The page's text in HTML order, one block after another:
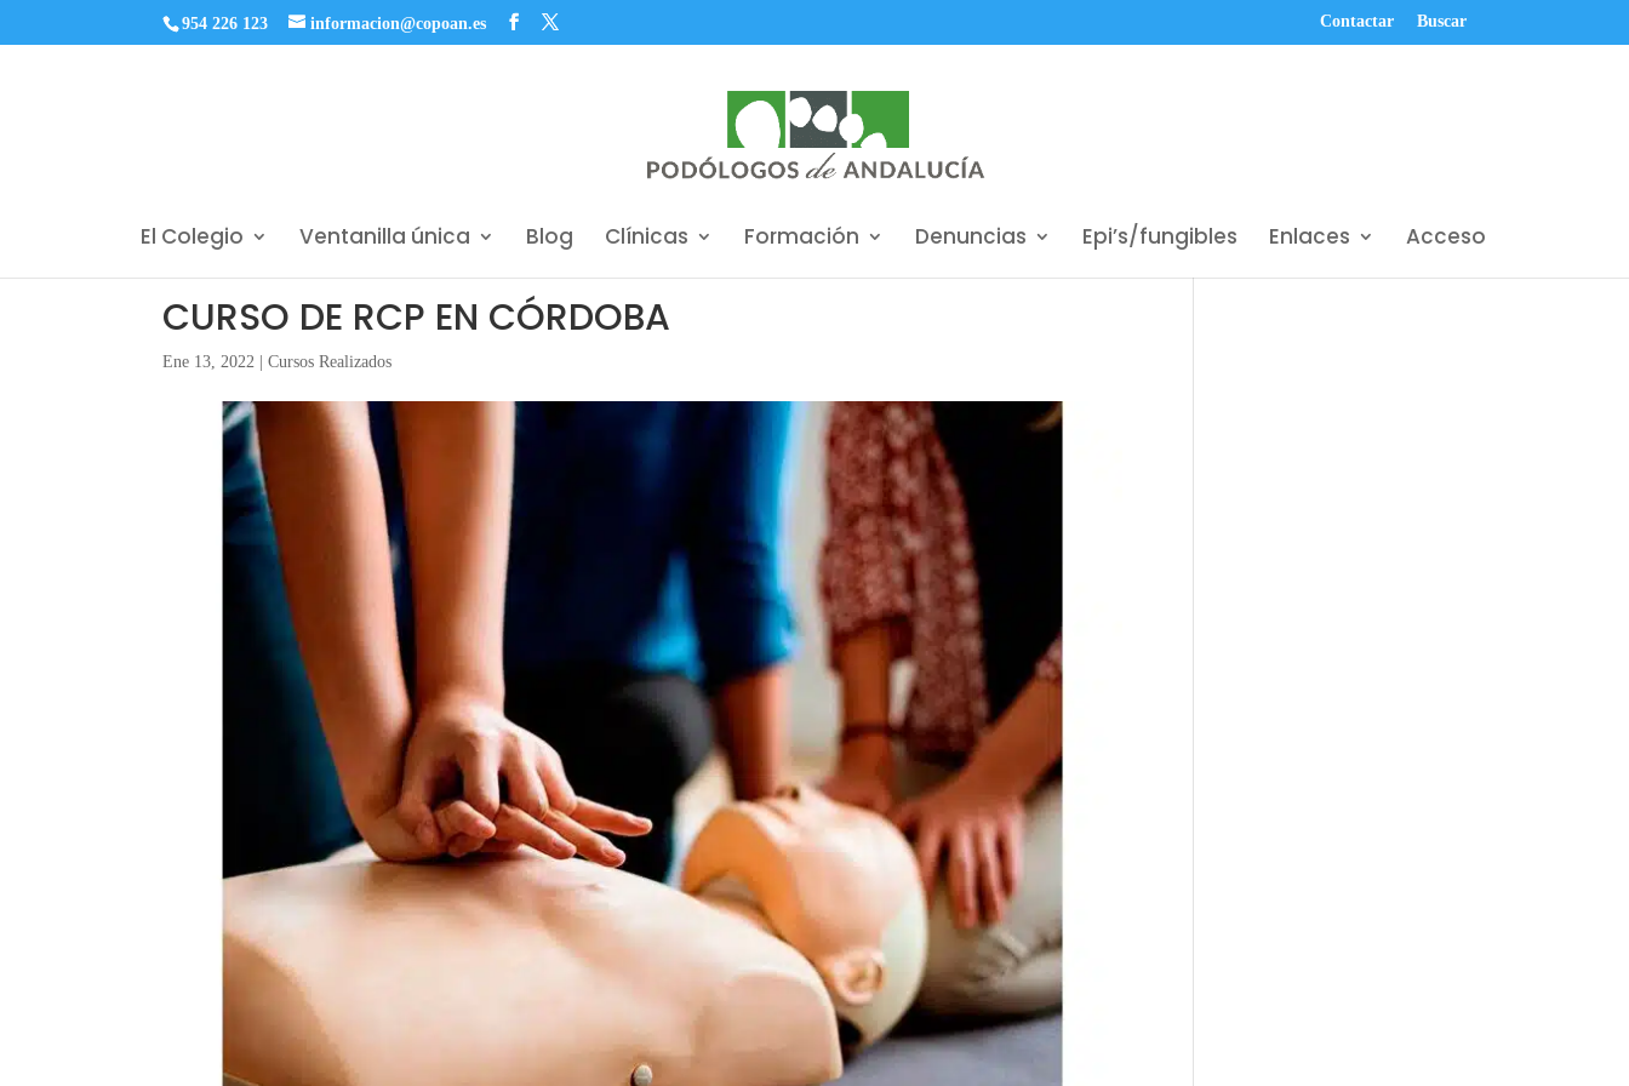
954 226 123 informacion@copoan.es Contactar Buscar
El Colegio Ventanilla única Blog Clínicas Formación Denuncias Epi’s/fungibles Enlaces Acceso
CURSO DE RCP EN CÓRDOBA
Ene 13, 2022 |Cursos Realizados